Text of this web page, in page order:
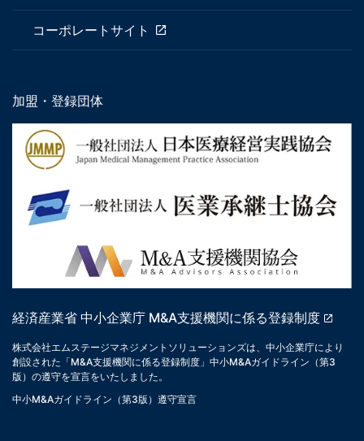
コーポレートサイト
加盟・登録団体
経済産業省 中小企業庁 M&A支援機関に係る登録制度
株式会社エムステージマネジメントソリューションズは、中小企業庁により
創設された「M&A支援機関に係る登録制度」中小M&Aガイドライン（第3
版）の遵守を宣言をいたしました。
中小M&Aガイドライン（第3版）遵守宣言